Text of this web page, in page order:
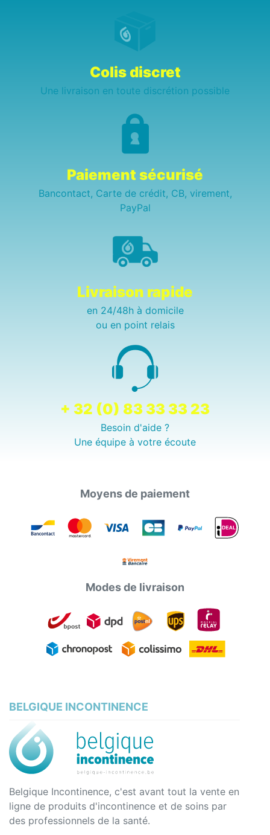
Colis discret
Une livraison en toute discrétion possible
Paiement sécurisé
Bancontact, Carte de crédit, CB, virement,
PayPal
Livraison rapide
en 24/48h à domicile
ou en point relais
+ 32 (0) 83 33 33 23
Besoin d'aide ?
Une équipe à votre écoute
Moyens de paiement
Modes de livraison
BELGIQUE INCONTINENCE
Belgique Incontinence, c'est avant tout la vente en
ligne de produits d'incontinence et de soins par
des professionnels de la santé.